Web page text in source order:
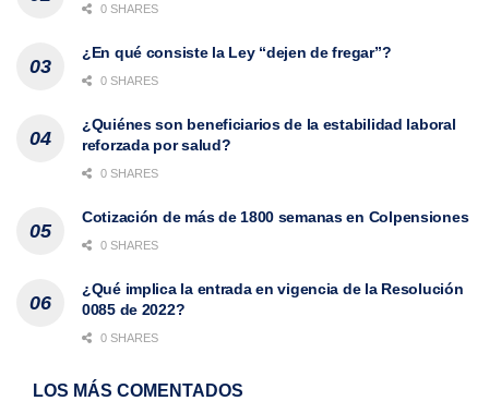
0 SHARES
¿En qué consiste la Ley “dejen de fregar”?
0 SHARES
¿Quiénes son beneficiarios de la estabilidad laboral
reforzada por salud?
0 SHARES
Cotización de más de 1800 semanas en Colpensiones
0 SHARES
¿Qué implica la entrada en vigencia de la Resolución
0085 de 2022?
0 SHARES
LOS MÁS COMENTADOS